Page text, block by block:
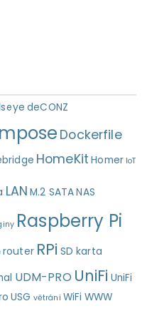
deCONZ
Dockerfile
HomeKit Homer IoT
LAN M.2 SATANAS
Raspberry Pi
router RPi SD karta
UDM-PRO UniFi UniFi
USG větrání WiFi WWW